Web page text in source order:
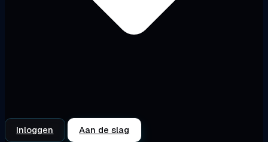
Inloggen Aan de slag